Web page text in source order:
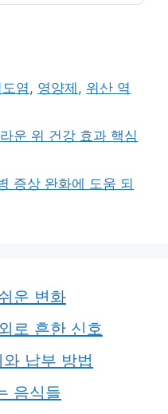
염, 영양제 , 위산 역
운 위 건강 효과 핵심
증상 완화에 도움 되
운 변화
로 흔한 신호
납부 방법
음식들